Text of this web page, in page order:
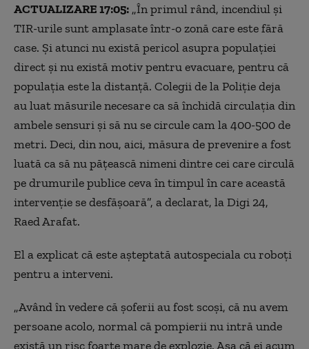
ACTUALIZARE 17:05: „În primul rând, incendiul şi
TIR-urile sunt amplasate într-o zonă care este fără
case. Şi atunci nu există pericol asupra populaţiei
direct şi nu există motiv pentru evacuare, pentru că
populaţia este la distanţă. Colegii de la Poliţie deja
au luat măsurile necesare ca să închidă circulaţia din
ambele sensuri şi să nu se circule cam la 400-500 de
metri. Deci, din nou, aici, măsura de prevenire a fost
luată ca să nu păţească nimeni dintre cei care circulă
pe drumurile publice ceva în timpul în care această
intervenţie se desfăşoară”, a declarat, la Digi 24,
Raed Arafat.
El a explicat că este aşteptată autospeciala cu roboţi
pentru a interveni.
„Având în vedere că şoferii au fost scoşi, că nu avem
persoane acolo, normal că pompierii nu intră unde
există un risc foarte mare de explozie. Aşa că ei acum